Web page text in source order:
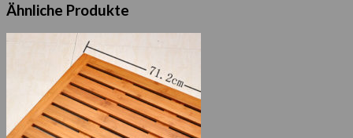
Ähnliche Produkte